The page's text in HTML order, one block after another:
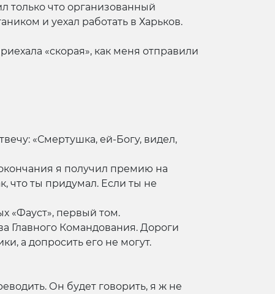
только что организованный
и уехал работать в Харьков.
«скорая», как меня отправили
«Смертушка, ей-Богу, видел,
окончания я получил премию на
что ты придумал. Если ты не
«Фауст», первый том.
Главного Командования. Дороги
а допросить его не могут.
Он будет говорить, я ж не